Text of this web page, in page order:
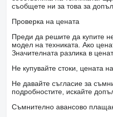
съобщете ни за това за
Проверка на цената
Преди да решите да купите
модел на техниката. Ако
Значителната разлика в
Не купувайте стоки, цената
Не давайте съгласие за
подробностите, искайте
Съмнително авансово